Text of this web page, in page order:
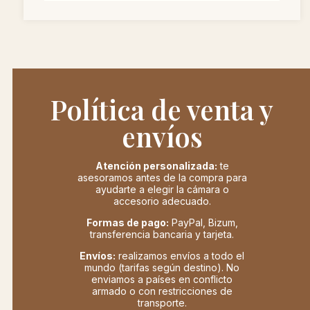
Política de venta y
envíos
Atención personalizada: te
asesoramos antes de la compra para
ayudarte a elegir la cámara o
accesorio adecuado.
Formas de pago: PayPal, Bizum,
transferencia bancaria y tarjeta.
Envíos: realizamos envíos a todo el
mundo (tarifas según destino). No
enviamos a países en conflicto
armado o con restricciones de
transporte.